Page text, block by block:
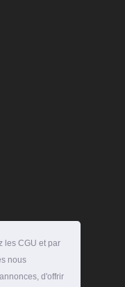
les CGU et par
nous
d'offrir